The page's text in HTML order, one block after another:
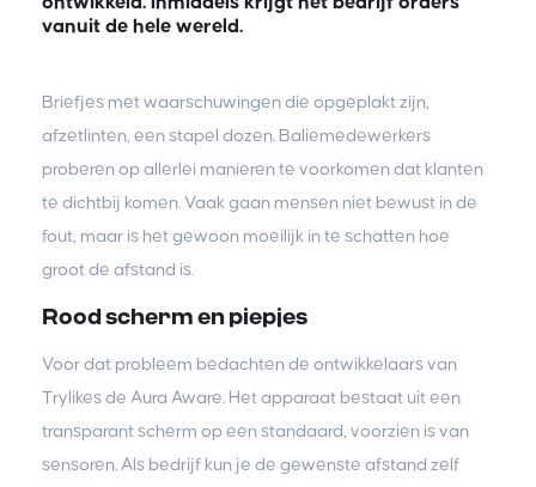
vanuit de hele wereld.
Briefjes met waarschuwingen die opgeplakt zijn,
afzetlinten, een stapel dozen. Baliemedewerkers
proberen op allerlei manieren te voorkomen dat klanten
te dichtbij komen. Vaak gaan mensen niet bewust in de
fout, maar is het gewoon moeilijk in te schatten hoe
groot de afstand is.
Rood scherm en piepjes
Voor dat probleem bedachten de ontwikkelaars van
Trylikes de Aura Aware. Het apparaat bestaat uit een
transparant scherm op een standaard, voorzien is van
sensoren. Als bedrijf kun je de gewenste afstand zelf